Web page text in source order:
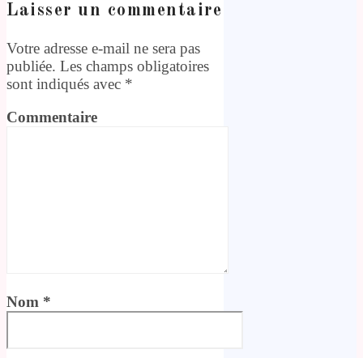
Laisser un commentaire
Votre adresse e-mail ne sera pas
publiée. Les champs obligatoires
sont indiqués avec *
Commentaire
Nom *